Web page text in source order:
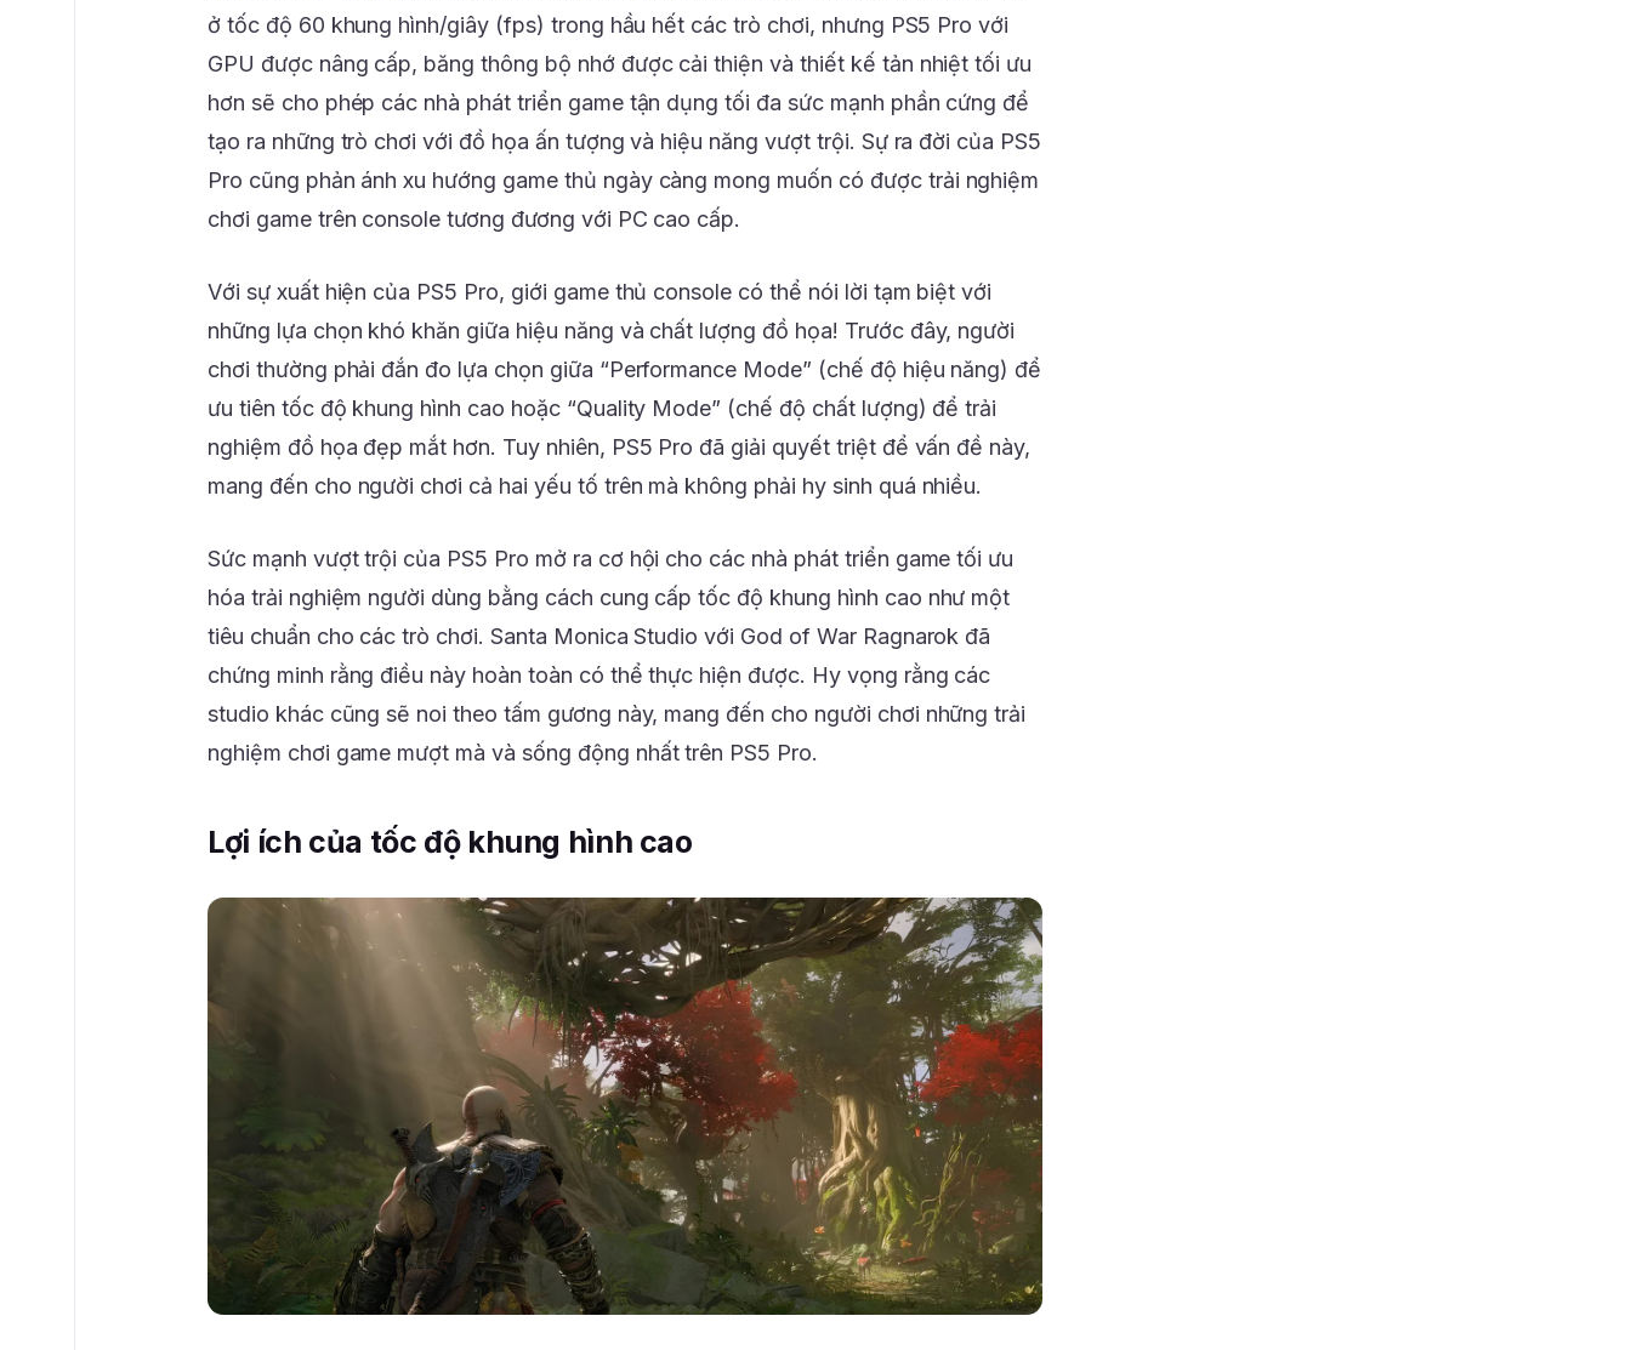
ở tốc độ 60 khung hình/giây (fps) trong hầu hết các trò chơi, nhưng PS5 Pro với
GPU được nâng cấp, băng thông bộ nhớ được cải thiện và thiết kế tản nhiệt tối ưu
hơn sẽ cho phép các nhà phát triển game tận dụng tối đa sức mạnh phần cứng để
tạo ra những trò chơi với đồ họa ấn tượng và hiệu năng vượt trội. Sự ra đời của PS5
Pro cũng phản ánh xu hướng game thủ ngày càng mong muốn có được trải nghiệm
chơi game trên console tương đương với PC cao cấp.
Với sự xuất hiện của PS5 Pro, giới game thủ console có thể nói lời tạm biệt với
những lựa chọn khó khăn giữa hiệu năng và chất lượng đồ họa! Trước đây, người
chơi thường phải đắn đo lựa chọn giữa “Performance Mode” (chế độ hiệu năng) để
ưu tiên tốc độ khung hình cao hoặc “Quality Mode” (chế độ chất lượng) để trải
nghiệm đồ họa đẹp mắt hơn. Tuy nhiên, PS5 Pro đã giải quyết triệt để vấn đề này,
mang đến cho người chơi cả hai yếu tố trên mà không phải hy sinh quá nhiều.
Sức mạnh vượt trội của PS5 Pro mở ra cơ hội cho các nhà phát triển game tối ưu
hóa trải nghiệm người dùng bằng cách cung cấp tốc độ khung hình cao như một
tiêu chuẩn cho các trò chơi. Santa Monica Studio với God of War Ragnarok đã
chứng minh rằng điều này hoàn toàn có thể thực hiện được. Hy vọng rằng các
studio khác cũng sẽ noi theo tấm gương này, mang đến cho người chơi những trải
nghiệm chơi game mượt mà và sống động nhất trên PS5 Pro.
Lợi ích của tốc độ khung hình cao